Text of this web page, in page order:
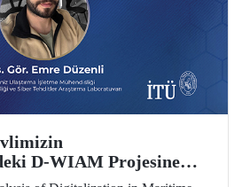
D-WIAM Projesine